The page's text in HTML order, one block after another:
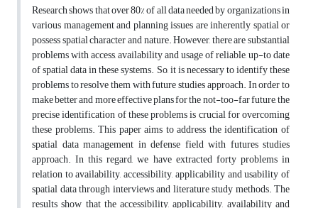
Research shows that over 80% of all data needed by organizations in
various management and planning issues are inherently spatial or
possess spatial character and nature. However, there are substantial
problems with access, availability and usage of reliable, up-to date
of spatial data in these systems. So, it is necessary to identify these
problems to resolve them with future studies approach. In order to
make better and more effective plans for the not-too-far future, the
precise identification of these problems is crucial for overcoming
these problems. This paper aims to address the identification of
spatial data management in defense field with futures studies
approach. In this regard, we have extracted forty problems in
relation to availability, accessibility, applicability and usability of
spatial data through interviews and literature study methods. The